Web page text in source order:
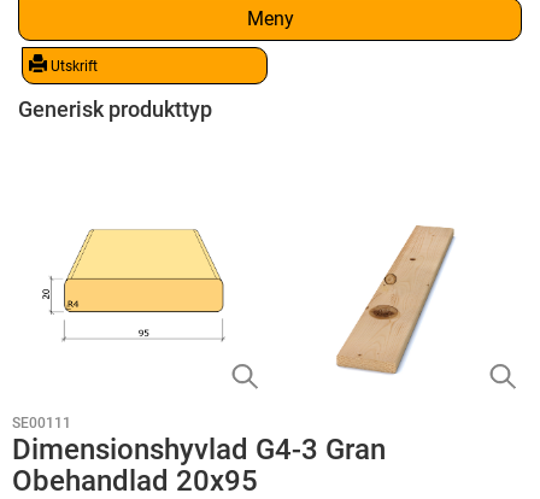
Meny
Utskrift
Generisk produkttyp
SE00111
Dimensionshyvlad G4-3 Gran
Obehandlad 20x95